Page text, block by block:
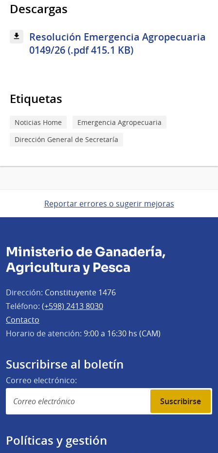
Descargas
Resolución Emergencia Agropecuaria
0149/26 (.pdf 415.1 KB)
Etiquetas
Noticias Home
Emergencia Agropecuaria
Dirección General de Secretaría
Reportar errores o sugerir mejoras
Ministerio de Ganadería,
Agricultura y Pesca
Dirección: Constituyente 1476
Teléfono: (+598) 2413 8030
Contacto
Horario de atención: 9:00 a 16:30 hs (CAM)
Suscribirse al boletín
Correo electrónico:
Suscribirse
Políticas y gestión